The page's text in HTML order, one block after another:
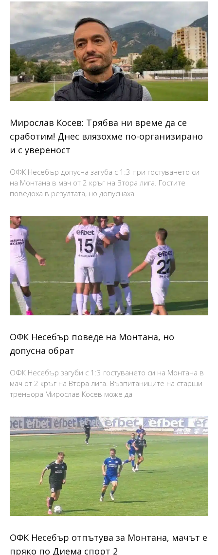
Мирослав Косев: Трябва ни време да се
сработим! Днес влязохме по-организирано
и с увереност
ОФК Несебър допусна загуба с 1:3 при гостуването си
на Монтана в мач от 2 кръг на Втора лига. Гостите
поведоха в резултата, но допуснаха
ОФК Несебър поведе на Монтана, но
допусна обрат
ОФК Несебър загуби с 1:3 гостуването си на Монтана в
мач от 2 кръг на Втора лига. Възпитаниците на старши
треньора Мирослав Косев може да
ОФК Несебър отпътува за Монтана, мачът е
пряко по Диема спорт 2